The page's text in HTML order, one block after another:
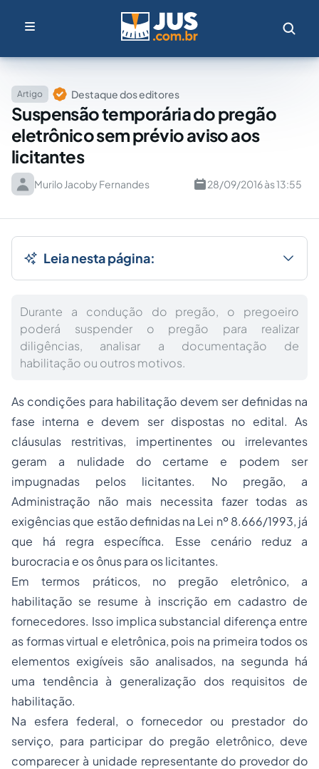
Artigo Destaque dos editores
Suspensão temporária do pregão
eletrônico sem prévio aviso aos
licitantes
Murilo Jacoby Fernandes 28/09/2016 às 13:55
Leia nesta página:
Durante a condução do pregão, o pregoeiro
poderá suspender o pregão para realizar
diligências, analisar a documentação de
habilitação ou outros motivos.
As condições para habilitação devem ser definidas na
fase interna e devem ser dispostas no edital. As
cláusulas restritivas, impertinentes ou irrelevantes
geram a nulidade do certame e podem ser
impugnadas pelos licitantes. No pregão, a
Administração não mais necessita fazer todas as
exigências que estão definidas na Lei nº 8.666/1993, já
que há regra específica. Esse cenário reduz a
burocracia e os ônus para os licitantes.
Em termos práticos, no pregão eletrônico, a
habilitação se resume à inscrição em cadastro de
fornecedores. Isso implica substancial diferença entre
as formas virtual e eletrônica, pois na primeira todos os
elementos exigíveis são analisados, na segunda há
uma tendência à generalização dos requisitos de
habilitação.
Na esfera federal, o fornecedor ou prestador do
serviço, para participar do pregão eletrônico, deve
comparecer à unidade representante do provedor do